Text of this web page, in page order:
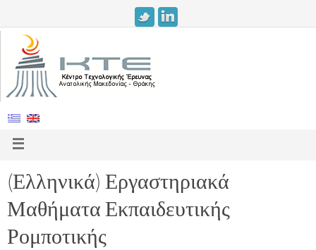
(Ελληνικά) Εργαστηριακά
Μαθήματα Εκπαιδευτικής
Ρομποτικής